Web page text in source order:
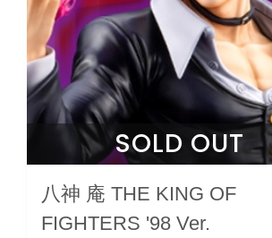
SOLD OUT
八神 庵 THE KING OF
FIGHTERS '98 Ver.